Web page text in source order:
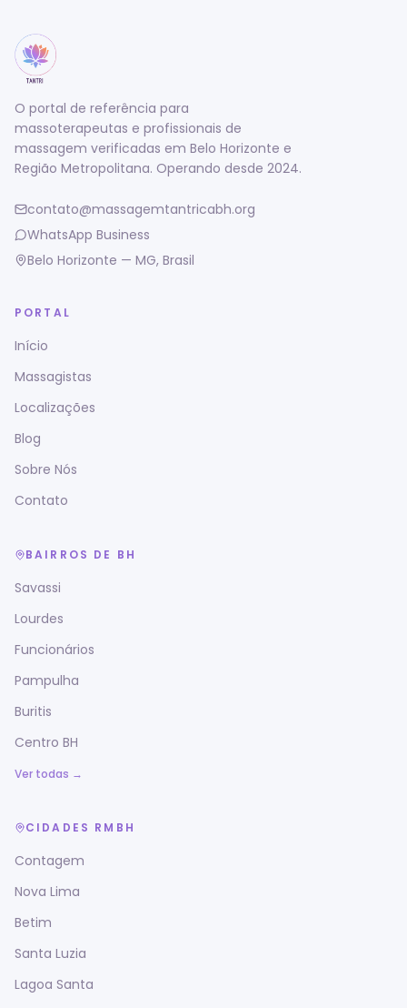
O portal de referência para
massoterapeutas e profissionais de
massagem verificadas em Belo Horizonte e
Região Metropolitana. Operando desde 2024.
contato@massagemtantricabh.org
WhatsApp Business
Belo Horizonte — MG, Brasil
PORTAL
Início
Massagistas
Localizações
Blog
Sobre Nós
Contato
BAIRROS DE BH
Savassi
Lourdes
Funcionários
Pampulha
Buritis
Centro BH
Ver todas →
CIDADES RMBH
Contagem
Nova Lima
Betim
Santa Luzia
Lagoa Santa